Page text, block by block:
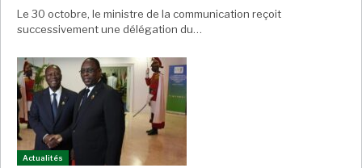
Le 30 octobre, le ministre de la communication reçoit
successivement une délégation du…
Actualités